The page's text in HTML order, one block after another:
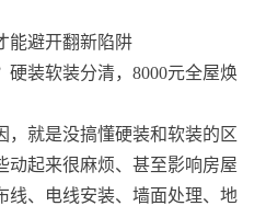
能避开翻新陷阱
，就是没搞懂硬装和软装的区
动起来很麻烦、甚至影响房屋
、电线安装、墙面处理、地